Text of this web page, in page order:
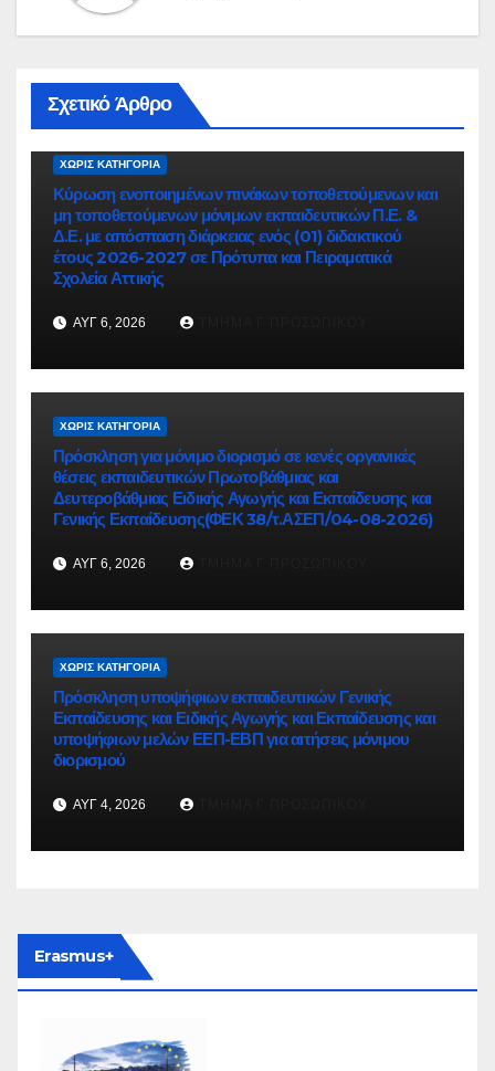
Σχετικό Άρθρο
ΧΩΡΊΣ ΚΑΤΗΓΟΡΊΑ
Κύρωση ενοποιημένων πινάκων τοποθετούμενων και
μη τοποθετούμενων μόνιμων εκπαιδευτικών Π.Ε. &
Δ.Ε. με απόσπαση διάρκειας ενός (01) διδακτικού
έτους 2026-2027 σε Πρότυπα και Πειραματικά
Σχολεία Αττικής
ΑΥΓ 6, 2026
ΧΩΡΊΣ ΚΑΤΗΓΟΡΊΑ
Πρόσκληση για μόνιμο διορισμό σε κενές οργανικές
θέσεις εκπαιδευτικών Πρωτοβάθμιας και
Δευτεροβάθμιας Ειδικής Αγωγής και Εκπαίδευσης και
Γενικής Εκπαίδευσης(ΦΕΚ 38/τ.ΑΣΕΠ/04-08-2026)
ΑΥΓ 6, 2026
ΧΩΡΊΣ ΚΑΤΗΓΟΡΊΑ
Πρόσκληση υποψήφιων εκπαιδευτικών Γενικής
Εκπαίδευσης και Ειδικής Αγωγής και Εκπαίδευσης και
υποψήφιων μελών ΕΕΠ-ΕΒΠ για αιτήσεις μόνιμου
διορισμού
ΑΥΓ 4, 2026
Erasmus+